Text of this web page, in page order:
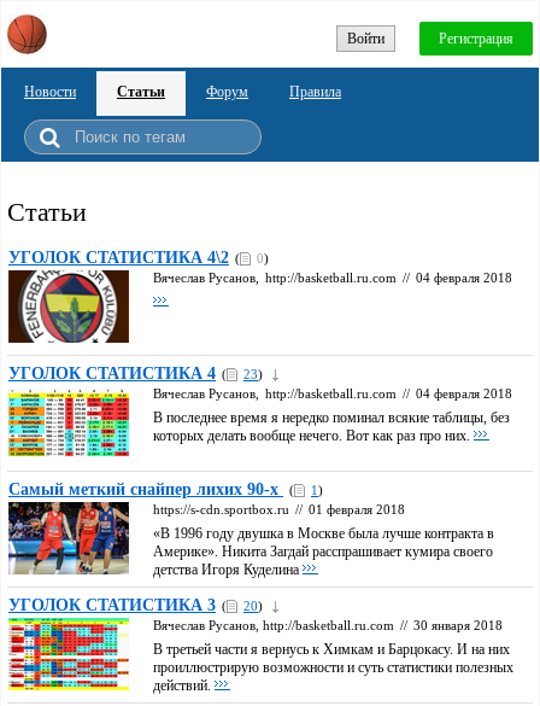
Войти Регистрация
Новости Статьи Форум Правила
Статьи
УГОЛОК СТАТИСТИКА 4\2 ( 0)
Вячеслав Русанов,
http://basketball.ru.com // 04 февраля 2018
УГОЛОК СТАТИСТИКА 4 ( 23)
Вячеслав Русанов,
http://basketball.ru.com // 04 февраля 2018
В последнее время я нередко поминал всякие таблицы, без
которых делать вообще нечего. Вот как раз про них.
Самый меткий снайпер лихих 90-х ( 1)
https://s-cdn.sportbox.ru // 01 февраля 2018
«В 1996 году двушка в Москве была лучше контракта в
Америке». Никита Загдай расспрашивает кумира своего
детства Игоря Куделина
УГОЛОК СТАТИСТИКА 3 ( 20)
Вячеслав Русанов, http://basketball.ru.com // 30 января 2018
В третьей части я вернусь к Химкам и Барцокасу. И на них
проиллюстрирую возможности и суть статистики полезных
действий.